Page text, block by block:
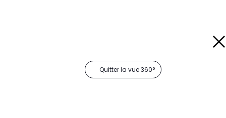
Quitter la vue 360°